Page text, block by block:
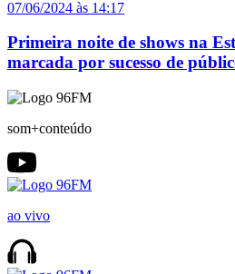
07/06/2024 às 14:17
Primeira noite de shows na
marcada por sucesso de
som+conteúdo
ao vivo